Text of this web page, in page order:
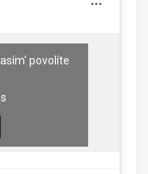
povolíte